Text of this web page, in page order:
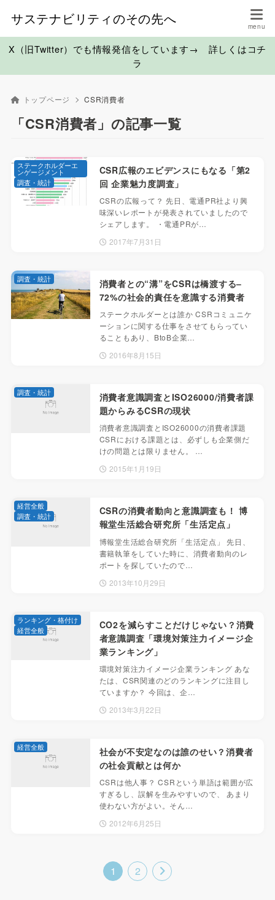
サステナビリティのその先へ
X（旧Twitter）でも情報発信をしています→ 詳しくはコチ
ラ
トップページ CSR消費者
「CSR消費者」の記事一覧
CSR広報のエビデンスにもなる「第2
回 企業魅力度調査」
CSRの広報って？ 先日、電通PR社より興
味深いレポートが発表されていましたので
シェアします。 ・電通PRが…
2017年7月31日
ステークホルダーエ
ンゲージメント
調査・統計
消費者との“溝”をCSRは橋渡する–
72%の社会的責任を意識する消費者
ステークホルダーとは誰か CSRコミュニケ
ーションに関する仕事をさせてもらってい
ることもあり、BtoB企業…
2016年8月15日
調査・統計
消費者意識調査とISO26000/消費者課
題からみるCSRの現状
消費者意識調査とISO26000の消費者課題
CSRにおける課題とは、必ずしも企業側だ
けの問題とは限りません。 …
2015年1月19日
調査・統計
CSRの消費者動向と意識調査も！ 博
報堂生活総合研究所「生活定点」
博報堂生活総合研究所「生活定点」 先日、
書籍執筆をしていた時に、消費者動向のレ
ポートを探していたので…
2013年10月29日
経営全般
調査・統計
CO2を減らすことだけじゃない？消費
者意識調査「環境対策注力イメージ企
業ランキング」
環境対策注力イメージ企業ランキング あな
たは、CSR関連のどのランキングに注目し
ていますか？ 今回は、企…
2013年3月22日
ランキング・格付け
経営全般
社会が不安定なのは誰のせい？消費者
の社会貢献とは何か
CSRは他人事？ CSRという単語は範囲が広
すぎるし、誤解を生みやすいので、 あまり
使わない方がよい。そん…
2012年6月25日
経営全般
1 2